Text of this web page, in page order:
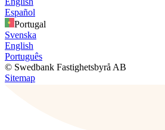
Español
Portugal
Svenska
English
Português
© Swedbank Fastighetsbyrå AB
Sitemap